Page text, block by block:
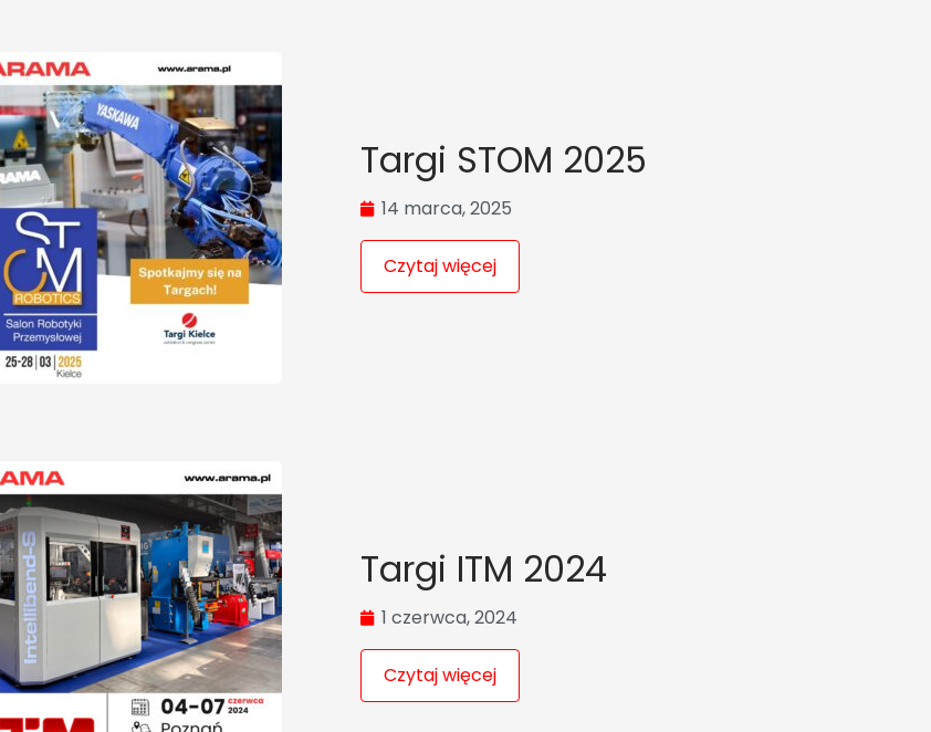
Targi STOM 2025
14 marca, 2025
Czytaj więcej
Targi ITM 2024
1 czerwca, 2024
Czytaj więcej